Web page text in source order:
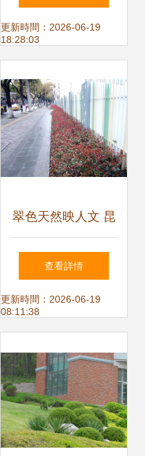
城市的綠色基石
更新時間：2026-06-19
18:28:03
翠色天然映人文 昆
山石林綠化有限責
任公司與2017全國
參選作品賞析
查看詳情
更新時間：2026-06-19
08:11:38